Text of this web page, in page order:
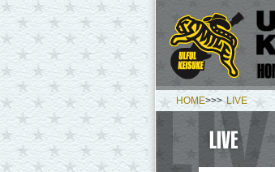
HOME>>> LIVE